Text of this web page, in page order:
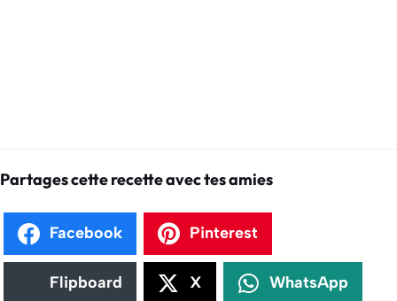
Partages cette recette avec tes amies
Facebook Pinterest
Flipboard X WhatsApp